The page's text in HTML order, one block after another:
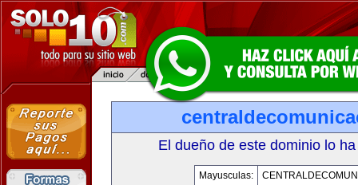
El dueño de este dominio lo
Mayusculas: